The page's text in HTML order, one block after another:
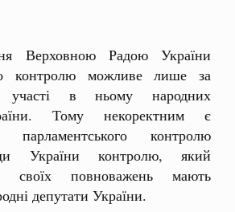
Верховною Радою України
контролю можливе лише за
участі в ньому народних
Тому некоректним є
парламентського контролю
України контролю, який
своїх повноважень мають
депутати України.